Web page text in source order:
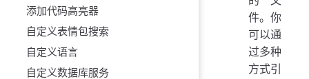
添加代码高亮器
自定义表情包搜索
自定义语言
自定义数据库服务
件。你
可以通
过多种
方式引